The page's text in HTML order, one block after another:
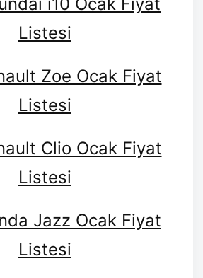
Listesi
Zoe Ocak Fiyat
Listesi
Clio Ocak Fiyat
Listesi
Jazz Ocak Fiyat
Listesi